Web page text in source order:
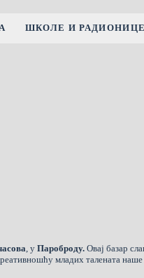
ШКОЛЕ И РАДИОНИЦЕ
, уПароброду. Овај базар
младих талената наше